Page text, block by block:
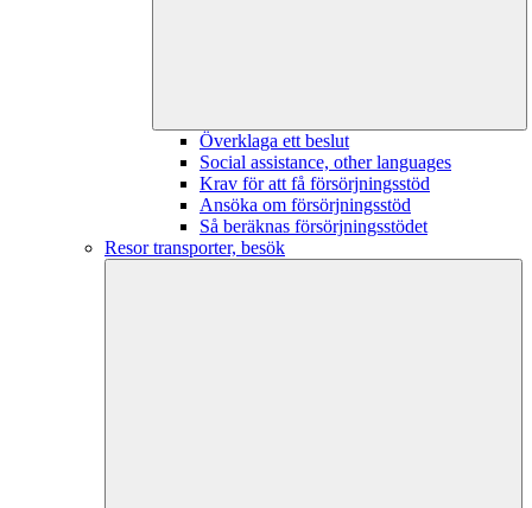
Överklaga ett beslut
Social assistance, other languages
Krav för att få försörjningsstöd
Ansöka om försörjningsstöd
Så beräknas försörjningsstödet
Resor transporter, besök